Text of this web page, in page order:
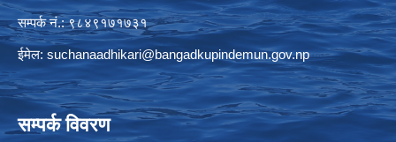
सम्पर्क नं.: ९८४९१७१७३१
ईमेल: suchanaadhikari@bangadkupindemun.gov.np
सम्पर्क विवरण